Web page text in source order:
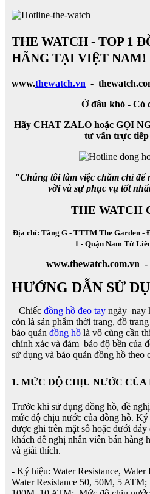
THE WATCH - TOP 1
HÃNG TẠI VIỆT NAM!
www.thewatch.vn -
Ở đâu khó - Có
Hãy CHAT ZALO hoặc GỌI
tư vấn trực tiếp
"Chúng tôi làm việc chăm chỉ để
vời và sự phục vụ tốt
THE WATCH
Địa chỉ: Tầng G - TTTM The Garden -
1 - Quận Nam Từ
www.thewatch.com.vn
HƯỚNG DẪN SỬ
Chiếc đồng hồ đeo tay ngày nay
còn là sản phẩm thời trang, đồ
bảo quản đồng hồ là vô cùng cần
chính xác và đảm bảo độ bền của
sử dụng và bảo quản đồng hồ theo
1. MỨC ĐỘ CHỊU NƯỚC CỦA
Trước khi sử dụng đồng hồ, đề
mức độ chịu nước của đồng hồ.
được ghi trên mặt số hoặc dưới
khách đề nghị nhân viên bán hàng
và giải thích.
- Ký hiệu: Water Resistance,
Water Resistance 50, 50M, 5 ATM;